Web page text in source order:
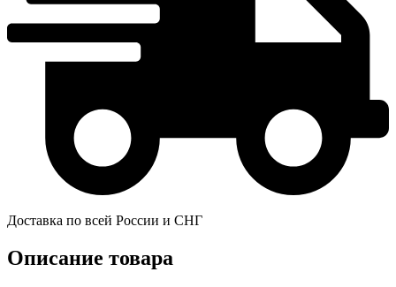
Доставка по всей России и СНГ
Описание товара